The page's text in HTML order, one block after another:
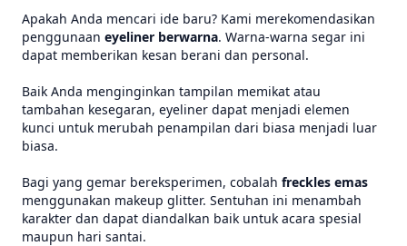
Apakah Anda mencari ide baru? Kami merekomendasikan
penggunaan eyeliner berwarna. Warna-warna segar ini
dapat memberikan kesan berani dan personal.
Baik Anda menginginkan tampilan memikat atau
tambahan kesegaran, eyeliner dapat menjadi elemen
kunci untuk merubah penampilan dari biasa menjadi luar
biasa.
Bagi yang gemar bereksperimen, cobalah freckles emas
menggunakan makeup glitter. Sentuhan ini menambah
karakter dan dapat diandalkan baik untuk acara spesial
maupun hari santai.